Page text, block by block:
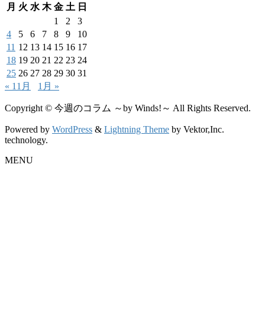
月 火 水 木 金 土 日
1
2
3
4
5 6 7 8 9
10
11 12 13 14 15 16 17
18 19 20 21 22 23 24
25 26 27 28 29 30 31
« 11月
1月 »
Copyright © 今週のコラム ～by Winds!～ All Rights Reserved.
Powered by WordPress & Lightning Theme by Vektor,Inc.
technology.
MENU